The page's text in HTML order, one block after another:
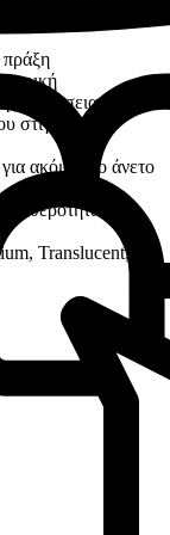
πράξη
περίσσειας χάρη
ακόμα πιο άνετο
Translucent,